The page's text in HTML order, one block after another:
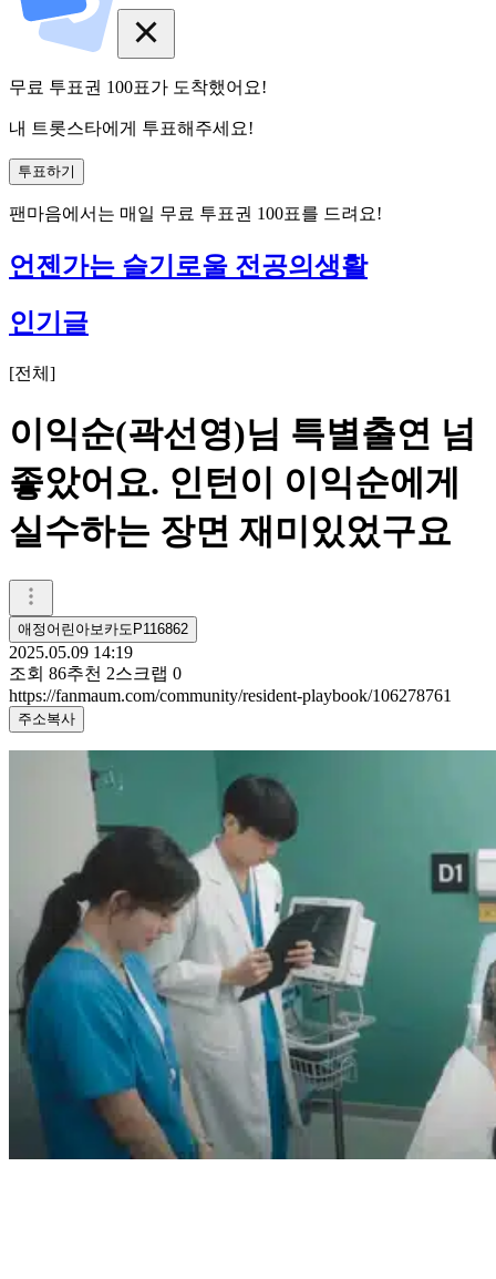
무료 투표권 100표가 도착했어요!
내 트롯스타에게 투표해주세요!
투표하기
팬마음에서는 매일 무료 투표권 100표를 드려요!
언젠가는 슬기로울 전공의생활
인기글
[전체 ]
이익순(곽선영)님 특별출연 넘
좋았어요. 인턴이 이익순에게
실수하는 장면 재미있었구요
애정어린아보카도P116862
2025.05.09 14:19
조회 86추천 2스크랩 0
https://fanmaum.com/community/resident-playbook/106278761
주소복사